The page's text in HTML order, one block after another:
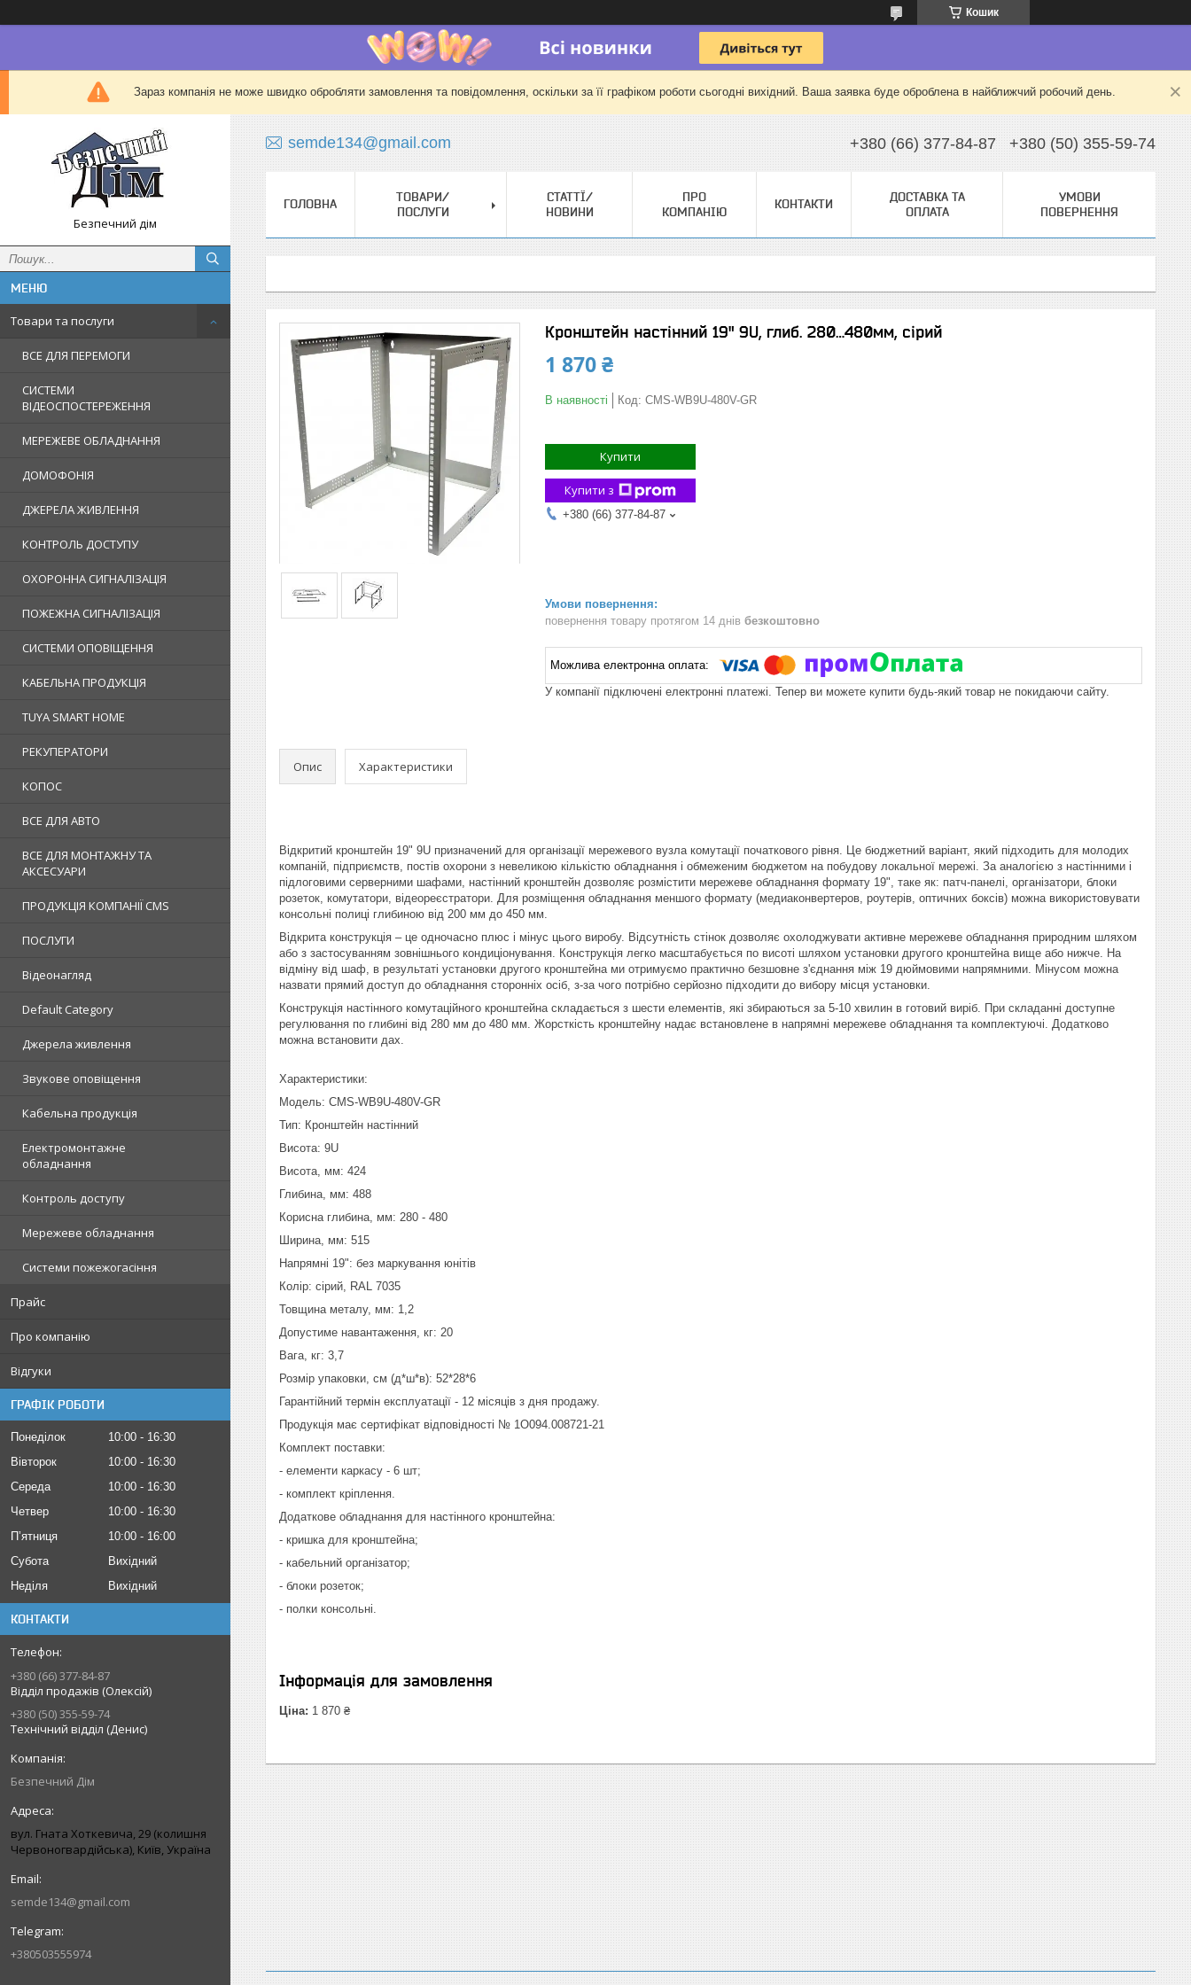
Кошик
Зараз компанія не може швидко обробляти замовлення та повідомлення, оскільки за її графіком роботи сьогодні вихідний. Ваша заявка буде оброблена в найближчий робочий день.
Безпечний дім
Товари та послуги
ВСЕ ДЛЯ ПЕРЕМОГИ
СИСТЕМИ
ВІДЕОСПОСТЕРЕЖЕННЯ
МЕРЕЖЕВЕ ОБЛАДНАННЯ
ДОМОФОНІЯ
ДЖЕРЕЛА ЖИВЛЕННЯ
КОНТРОЛЬ ДОСТУПУ
ОХОРОННА СИГНАЛІЗАЦІЯ
ПОЖЕЖНА СИГНАЛІЗАЦІЯ
СИСТЕМИ ОПОВІЩЕННЯ
КАБЕЛЬНА ПРОДУКЦІЯ
TUYA SMART HOME
РЕКУПЕРАТОРИ
КОПОС
ВСЕ ДЛЯ АВТО
ВСЕ ДЛЯ МОНТАЖНУ ТА
АКСЕСУАРИ
ПРОДУКЦІЯ КОМПАНІЇ CMS
ПОСЛУГИ
Відеонагляд
Default Category
Джерела живлення
Звукове оповіщення
Кабельна продукція
Електромонтажне
обладнання
Контроль доступу
Мережеве обладнання
Системи пожежогасіння
Прайс
Про компанію
Відгуки
ГРАФІК РОБОТИ
Понеділок 10:00
16:30
Вівторок
10:00
16:30
Середа
10:00
16:30
Четвер
10:00
16:30
Пʼятниця
10:00
16:00
Субота
Вихідний
Неділя
Вихідний
КОНТАКТИ
+380 (66) 377-84-87
Відділ продажів (Олексій)
+380 (50) 355-59-74
Технічний відділ (Денис)
Безпечний Дім
вул. Гната Хоткевича, 29 (колишня
Червоногвардійська), Київ, Україна
semde134@gmail.com
+380503555974
semde134@gmail.com +380 (66) 377-84-87 +380 (50) 355-59-74
ГОЛОВНА
ТОВАРИ/
ПОСЛУГИ
СТАТТЇ/
НОВИНИ
ПРО
КОМПАНІЮ
КОНТАКТИ
ДОСТАВКА ТА
ОПЛАТА
УМОВИ
ПОВЕРНЕННЯ
Кронштейн настінний 19" 9U, глиб. 280…480мм, сірий
1 870 ₴
В наявності Код: CMS-WB9U-480V-GR
Купити
Купити з
+380 (66) 377-84-87
повернення товару протягом 14 днів безкоштовно
У компанії підключені електронні платежі. Тепер ви можете купити будь-який товар не покидаючи сайту.
Опис Характеристики
Відкритий кронштейн 19" 9U призначений для організації мережевого вузла комутації початкового рівня. Це бюджетний варіант, який підходить для молодих
компаній, підприємств, постів охорони з невеликою кількістю обладнання і обмеженим бюджетом на побудову локальної мережі. За аналогією з настінними і
підлоговими серверними шафами, настінний кронштейн дозволяє розмістити мережеве обладнання формату 19", таке як: патч-панелі, організатори, блоки
розеток, комутатори, відеореєстратори. Для розміщення обладнання меншого формату (медиаконвертеров, роутерів, оптичних боксів) можна використовувати
консольні полиці глибиною від 200 мм до 450 мм.
Відкрита конструкція – це одночасно плюс і мінус цього виробу. Відсутність стінок дозволяє охолоджувати активне мережеве обладнання природним шляхом
або з застосуванням зовнішнього кондиціонування. Конструкція легко масштабується по висоті шляхом установки другого кронштейна вище або нижче. На
відміну від шаф, в результаті установки другого кронштейна ми отримуємо практично безшовне з'єднання між 19 дюймовими напрямними. Мінусом можна
назвати прямий доступ до обладнання сторонніх осіб, з-за чого потрібно серйозно підходити до вибору місця установки.
Конструкція настінного комутаційного кронштейна складається з шести елементів, які збираються за 5-10 хвилин в готовий виріб. При складанні доступне
регулювання по глибині від 280 мм до 480 мм. Жорсткість кронштейну надає встановлене в напрямні мережеве обладнання та комплектуючі. Додатково
можна встановити дах.
Характеристики:
Модель: CMS-WB9U-480V-GR
Тип: Кронштейн настінний
Висота: 9U
Висота, мм: 424
Глибина, мм: 488
Корисна глибина, мм: 280 - 480
Ширина, мм: 515
Напрямні 19": без маркування юнітів
Колір: сірий, RAL 7035
Товщина металу, мм: 1,2
Допустиме навантаження, кг: 20
Вага, кг: 3,7
Розмір упаковки, см (д*ш*в): 52*28*6
Гарантійний термін експлуатації - 12 місяців з дня продажу.
Продукція має сертифікат відповідності № 1О094.008721-21
Комплект поставки:
- елементи каркасу - 6 шт;
- комплект кріплення.
Додаткове обладнання для настінного кронштейна:
- кришка для кронштейна;
- кабельний організатор;
- блоки розеток;
- полки консольні.
Інформація для замовлення
Ціна: 1 870 ₴